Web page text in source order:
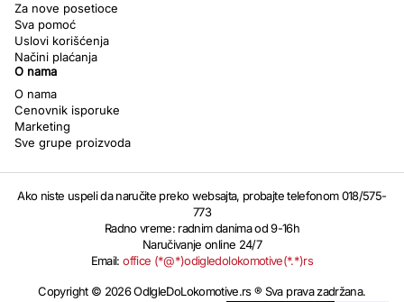
Za nove posetioce
Sva pomoć
Uslovi korišćenja
Načini plaćanja
O nama
O nama
Cenovnik isporuke
Marketing
Sve grupe proizvoda
Ako niste uspeli da naručite preko websajta, probajte telefonom 018/575-
773
Radno vreme: radnim danima od 9-16h
Naručivanje online 24/7
Email:office (*@*)odigledolokomotive(*.*)rs
Copyright © 2026 OdIgleDoLokomotive.rs ® Sva prava zadržana.